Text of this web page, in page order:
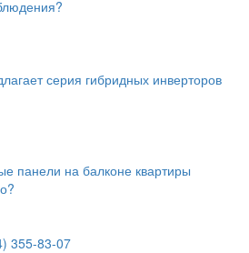
серия гибридных инверторов
панели на балконе квартиры
355-83-07